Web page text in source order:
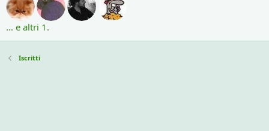
... e altri 1.
Iscritti